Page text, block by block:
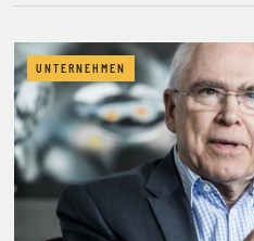
UNTERNEHMEN